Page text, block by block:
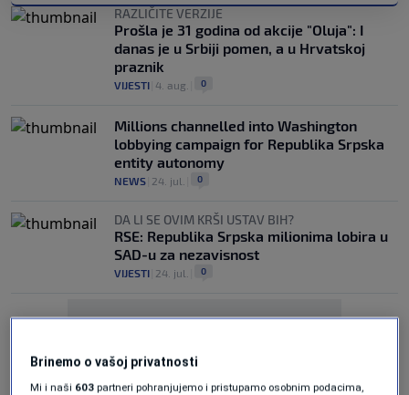
RAZLIČITE VERZIJE
Prošla je 31 godina od akcije "Oluja": I
danas je u Srbiji pomen, a u Hrvatskoj
praznik
VIJESTI 4. aug. 0
Millions channelled into Washington
lobbying campaign for Republika Srpska
entity autonomy
NEWS 24. jul. 0
DA LI SE OVIM KRŠI USTAV BIH?
RSE: Republika Srpska milionima lobira u
SAD-u za nezavisnost
VIJESTI 24. jul. 0
Brinemo o vašoj privatnosti
Mi i naši 603 partneri pohranjujemo i pristupamo osobnim podacima,